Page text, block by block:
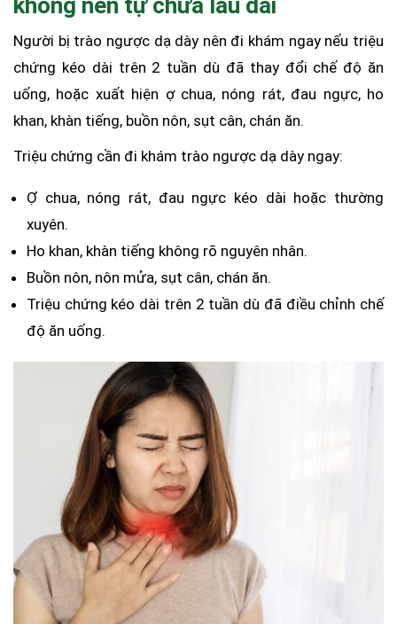
Người bị trào ngược dạ dày nên đi khám ngay nếu triệu
chứng kéo dài trên 2 tuần dù đã thay đổi chế độ ăn
uống, hoặc xuất hiện ợ chua, nóng rát, đau ngực, ho
khan, khàn tiếng, buồn nôn, sụt cân, chán ăn.
Triệu chứng cần đi khám trào ngược dạ dày ngay:
Ợ chua, nóng rát, đau ngực kéo dài hoặc thường
xuyên.
Ho khan, khàn tiếng không rõ nguyên nhân.
Buồn nôn, nôn mửa, sụt cân, chán ăn.
Triệu chứng kéo dài trên 2 tuần dù đã điều chỉnh chế
độ ăn uống.